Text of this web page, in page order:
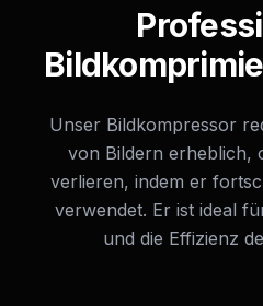
Unser Bildkompressor
von Bildern erheblich,
verlieren, indem er
verwendet. Er ist ideal
und die Effizienz